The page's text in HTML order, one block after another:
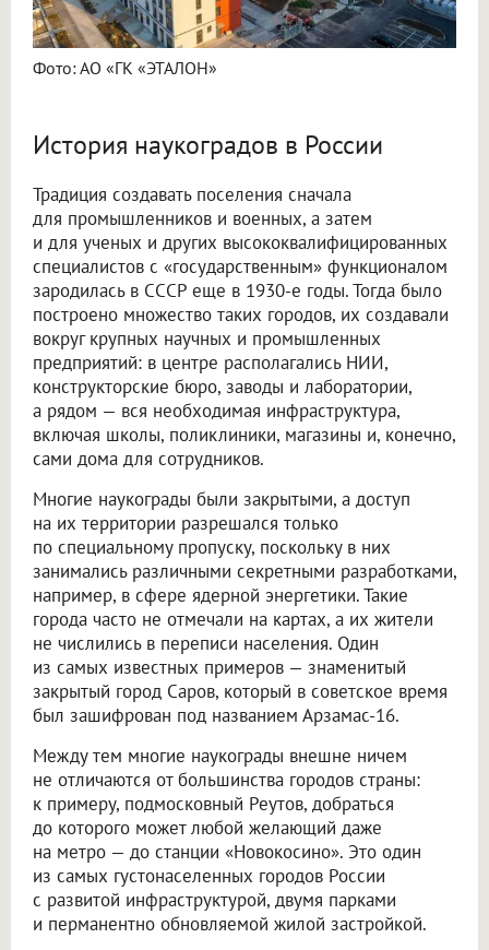
Фото: АО «ГК «ЭТАЛОН»
История наукоградов в России
Традиция создавать поселения сначала
для промышленников и военных, а затем
и для ученых и других высококвалифицированных
специалистов с «государственным» функционалом
зародилась в СССР еще в 1930-е годы. Тогда было
построено множество таких городов, их создавали
вокруг крупных научных и промышленных
предприятий: в центре располагались НИИ,
конструкторские бюро, заводы и лаборатории,
а рядом — вся необходимая инфраструктура,
включая школы, поликлиники, магазины и, конечно,
сами дома для сотрудников.
Многие наукограды были закрытыми, а доступ
на их территории разрешался только
по специальному пропуску, поскольку в них
занимались различными секретными разработками,
например, в сфере ядерной энергетики. Такие
города часто не отмечали на картах, а их жители
не числились в переписи населения. Один
из самых известных примеров — знаменитый
закрытый город Саров, который в советское время
был зашифрован под названием Арзамас-16.
Между тем многие наукограды внешне ничем
не отличаются от большинства городов страны:
к примеру, подмосковный Реутов, добраться
до которого может любой желающий даже
на метро — до станции «Новокосино». Это один
из самых густонаселенных городов России
с развитой инфраструктурой, двумя парками
и перманентно обновляемой жилой застройкой.